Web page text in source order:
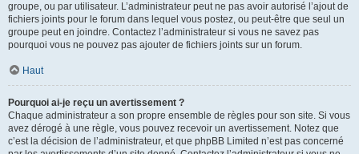
groupe, ou par utilisateur. L’administrateur peut ne pas avoir autorisé l’ajout de
fichiers joints pour le forum dans lequel vous postez, ou peut-être que seul un
groupe peut en joindre. Contactez l’administrateur si vous ne savez pas
pourquoi vous ne pouvez pas ajouter de fichiers joints sur un forum.
Haut
Pourquoi ai-je reçu un avertissement ?
Chaque administrateur a son propre ensemble de règles pour son site. Si vous
avez dérogé à une règle, vous pouvez recevoir un avertissement. Notez que
c’est la décision de l’administrateur, et que phpBB Limited n’est pas concerné